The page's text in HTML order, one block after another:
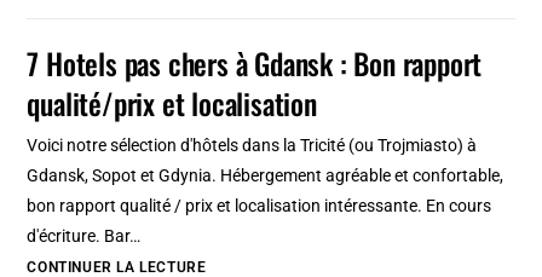
quoi
?
et
où
7 Hotels pas chers à Gdansk : Bon rapport
qualité/prix et localisation
Voici notre sélection d'hôtels dans la Tricité (ou Trojmiasto) à
Gdansk, Sopot et Gdynia. Hébergement agréable et confortable,
bon rapport qualité / prix et localisation intéressante. En cours
d'écriture. Bar…
CONTINUER LA LECTURE7